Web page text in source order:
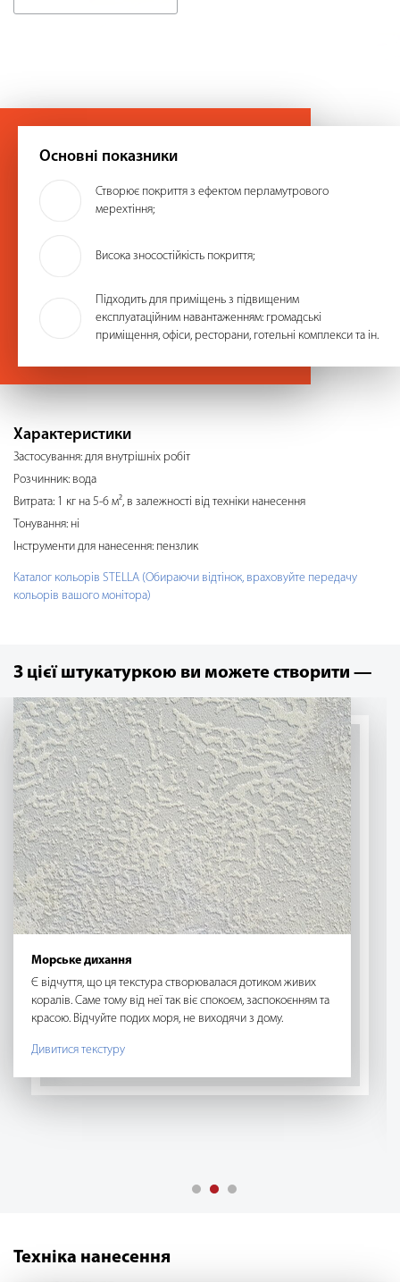
Основні показники
Створює покриття з ефектом перламутрового
мерехтіння;
Висока зносостійкість покриття;
Підходить для приміщень з підвищеним
експлуатаційним навантаженням: громадські
приміщення, офіси, ресторани, готельні комплекси та ін.
Характеристики
Застосування: для внутрішніх робіт
Розчинник: вода
Витрата: 1 кг на 5-6 м², в залежності від техніки нанесення
Тонування: ні
Інструменти для нанесення: пензлик
Каталог кольорів STELLA (Обираючи відтінок, враховуйте передачу
кольорів вашого монітора)
З цієї штукатуркою ви можете створити —
Морське дихання
Є відчуття, що ця текстура створювалася дотиком живих
коралів. Саме тому від неї так віє спокоєм, заспокоєнням та
красою. Відчуйте подих моря, не виходячи з дому.
Дивитися текстуру
Техніка нанесення